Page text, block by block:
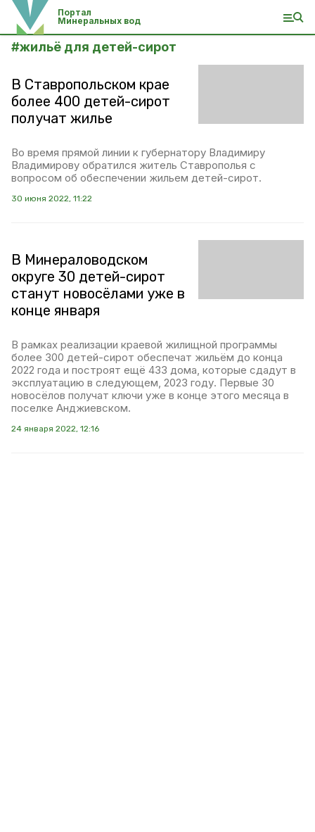
Портал
Минеральных вод
#жильё для детей-сирот
В Ставропольском крае
более 400 детей-сирот
получат жилье
Во время прямой линии к губернатору Владимиру
Владимирову обратился житель Ставрополья с
вопросом об обеспечении жильем детей-сирот.
30 июня 2022, 11:22
В Минераловодском
округе 30 детей-сирот
станут новосёлами уже в
конце января
В рамках реализации краевой жилищной программы
более 300 детей-сирот обеспечат жильём до конца
2022 года и построят ещё 433 дома, которые сдадут в
эксплуатацию в следующем, 2023 году. Первые 30
новосёлов получат ключи уже в конце этого месяца в
поселке Анджиевском.
24 января 2022, 12:16